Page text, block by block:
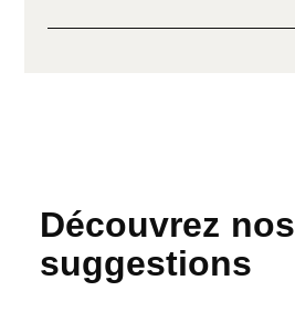
Découvrez nos
suggestions